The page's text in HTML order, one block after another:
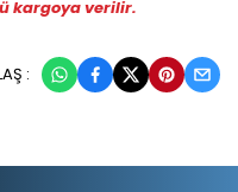
kargoya verilir.
: